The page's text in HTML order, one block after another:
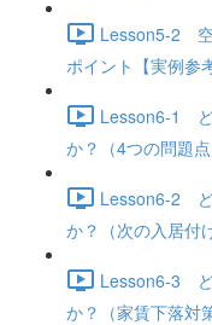
Lesson5-2 空
ポイント【実例参
Lesson6-1 ど
か？（4つの問題
Lesson6-2 ど
か？（次の入居付
Lesson6-3 ど
か？（家賃下落対